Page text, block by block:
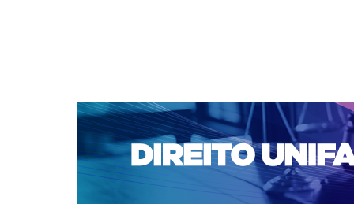
CAPA SOBRE ACESSO CADASTRO
NOTÍCIAS
EDIÇÕES DE Nº 1 A 100 WEBMAIL
Capa>n. 296 (2025) > D Elia Salvatori